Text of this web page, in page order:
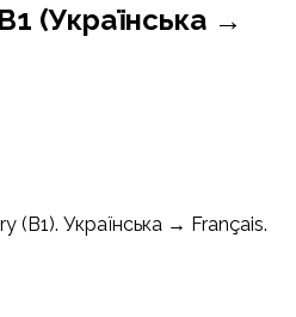
(Українська →
(B1). Українська → Français.